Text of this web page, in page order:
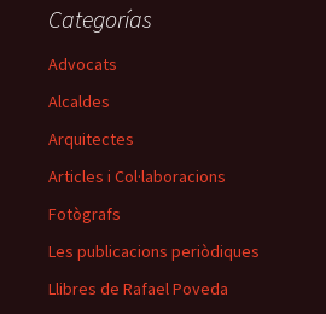
Categorías
Advocats
Alcaldes
Arquitectes
Articles i Col·laboracions
Fotògrafs
Les publicacions periòdiques
Llibres de Rafael Poveda